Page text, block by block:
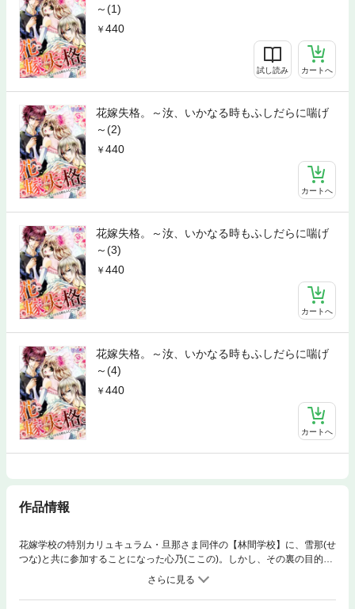
～(1)
440
試し読み カートへ
花嫁失格。～汝、いかなる時もふしだらに喘げ
～(2)
440
カートへ
花嫁失格。～汝、いかなる時もふしだらに喘げ
～(3)
440
カートへ
花嫁失格。～汝、いかなる時もふしだらに喘げ
～(4)
440
カートへ
作品情報
花嫁学校の特別カリュキュラム・旦那さま同伴の【林間学校】に、雪那(せ
つな)と共に参加することになった心乃(ここの)。しかし、その裏の目的
は…大勢に見られながら旦那さまと初夜を迎えること！？ 男たちに囲ま
れて、カラダ中を舐められて…どうして雪那さんは助けてくれないの？
私のハジメテは晴臣（はるおみ）さんにあげたいのに…もぉ我慢できない